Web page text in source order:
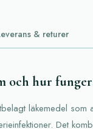
& returer
och hur
läkemedel som
Det